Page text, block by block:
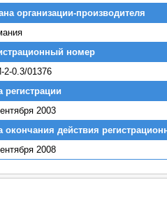
организации-производителя
номер
2-0.3/01376
регистрации
2003
окончания действия
2008